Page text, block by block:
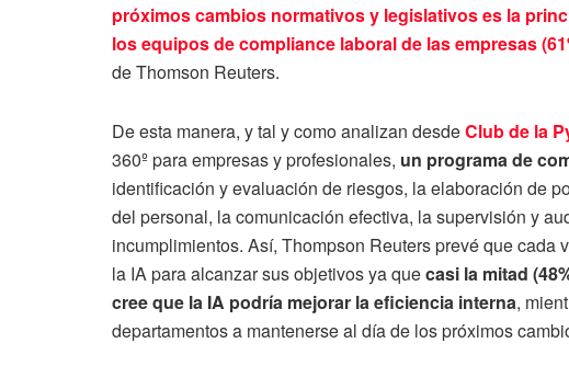
próximos cambios normativos y legislativos es la
los equipos de compliance laboral de las empresas
de Thomson Reuters.
De esta manera, y tal y como analizan desdeClub de la
360º para empresas y profesionales, un programa de
identificación y evaluación de riesgos, la elaboración de
del personal, la comunicación efectiva, la supervisión y
incumplimientos. Así, Thompson Reuters prevé que cada
la IA para alcanzar sus objetivos ya quecasi la mitad
cree que la IA podría mejorar la eficiencia interna,
departamentos a mantenerse al día de los próximos